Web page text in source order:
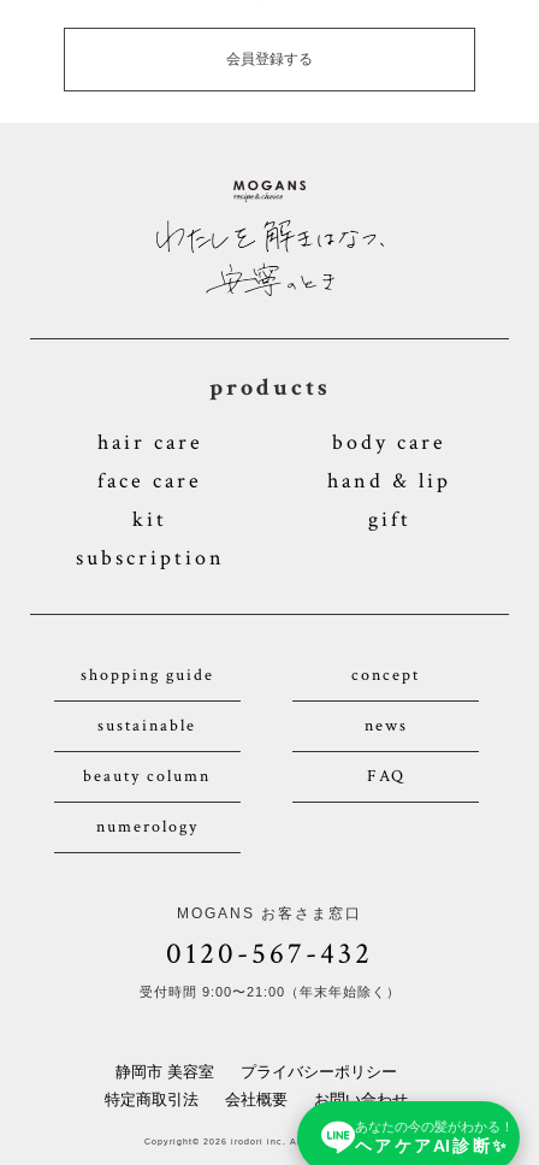
あなたの今の髪がわかる！
ヘアケアAI診断✨
会員登録する
products
hair care
body care
face care
hand & lip
kit
gift
subscription
shopping guide concept
sustainable news
beauty column FAQ
numerology
MOGANS お客さま窓口
0120-567-432
受付時間 9:00〜21:00（年末年始除く）
静岡市 美容室
プライバシーポリシー
特定商取引法
会社概要 お問い合わせ
Copyright© 2026 irodori inc. All Rights Reserved.